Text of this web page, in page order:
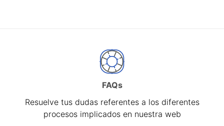
FAQs
Resuelve tus dudas referentes a los diferentes
procesos implicados en nuestra web